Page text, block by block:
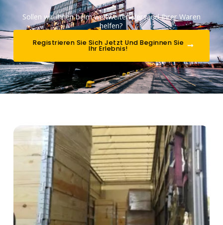
Sollen wir Ihnen beim weltweiten Versand Ihrer Waren
helfen?
Registrieren Sie Sich Jetzt Und Beginnen Sie
Ihr Erlebnis!